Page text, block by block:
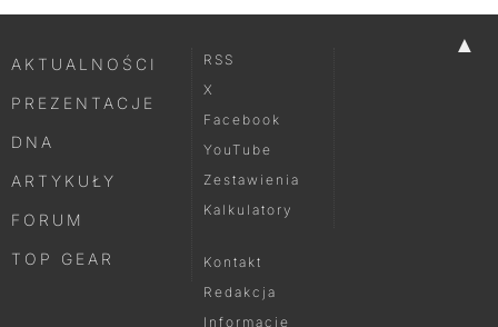
▲
AKTUALNOŚCI
PREZENTACJE
DNA
ARTYKUŁY
FORUM
TOP GEAR
RSS
X
Facebook
YouTube
Zestawienia
Kalkulatory
Kontakt
Redakcja
Informacje